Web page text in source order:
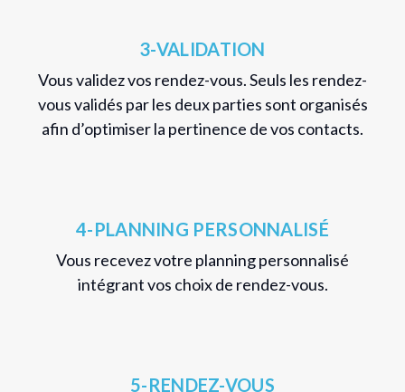
3-VALIDATION
Vous validez vos rendez-vous. Seuls les rendez-
vous validés par les deux parties sont organisés
afin d’optimiser la pertinence de vos contacts.
4-PLANNING PERSONNALISÉ
Vous recevez votre planning personnalisé
intégrant vos choix de rendez-vous.
5-RENDEZ-VOUS